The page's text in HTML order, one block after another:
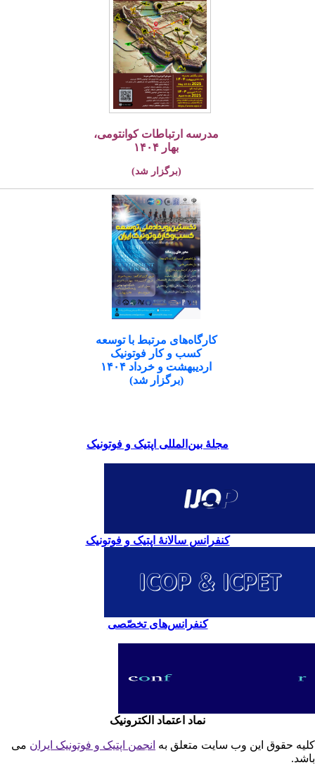
مدرسه ارتباطات کوانتومی،
بهار ۱۴۰۴
(برگزار شد)
کارگاه‌های مرتبط با توسعه
کسب و کار فوتونیک
اردیبهشت و خرداد ۱۴۰۴
(برگزار شد)
مجلۀ بین‌المللی اپتیک و فوتونیک
کنفرانس سالانۀ اپتیک و فوتونیک
کنفرانس‌های تخصّصی
نماد اعتماد الکترونیک
حقوق این وب سایت متعلق بهانجمن اپتیک و فوتونیک ایران می